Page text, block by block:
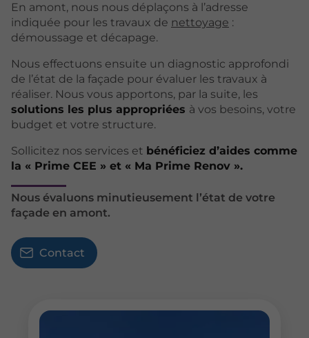
En amont, nous nous déplaçons à l’adresse
indiquée pour les travaux de nettoyage :
démoussage et décapage.
Nous effectuons ensuite un diagnostic approfondi
de l’état de la façade pour évaluer les travaux à
réaliser. Nous vous apportons, par la suite, les
solutions les plus appropriées à vos besoins, votre
budget et votre structure.
Sollicitez nos services et bénéficiez d’aides comme
la « Prime CEE » et « Ma Prime Renov ».
Nous évaluons minutieusement l’état de votre
façade en amont.
Contact